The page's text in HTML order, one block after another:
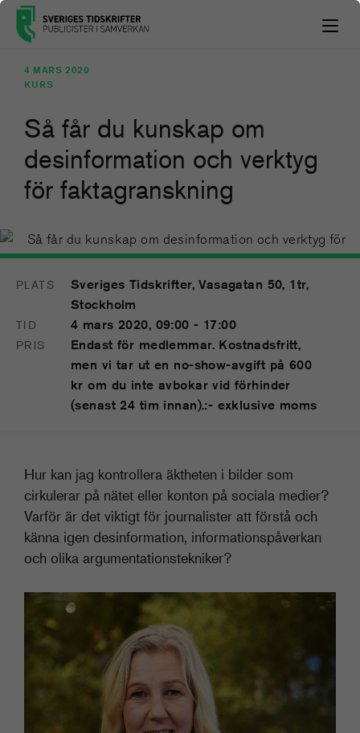
4 MARS 2020
KURS
Så får du kunskap om
desinformation och verktyg
för faktagranskning
MAR
PLATS
Sveriges Tidskrifter, Vasagatan 50, 1tr,
Stockholm
TID 4 mars 2020, 09:00 - 17:00
PRIS
Endast för medlemmar. Kostnadsfritt,
men vi tar ut en no-show-avgift på 600
kr om du inte avbokar vid förhinder
(senast 24 tim innan).:- exklusive moms
Hur kan jag kontrollera äktheten i bilder som
cirkulerar på nätet eller konton på sociala medier?
Varför är det viktigt för journalister att förstå och
känna igen desinformation, informationspåverkan
och olika argumentationstekniker?